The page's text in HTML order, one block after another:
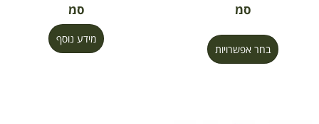
סמ
בחר אפשרויות
סמ
מידע נוסף